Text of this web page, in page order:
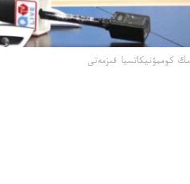
كوممۋنيكاتسيا قىزمەتى